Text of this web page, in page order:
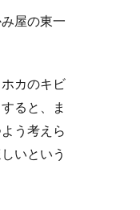
屋の東一
カのキビ
ると、ま
う考えら
いという